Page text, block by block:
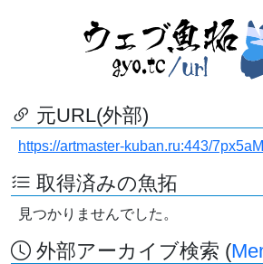
元URL(外部)
https://artmaster-kuban.ru:443/
取得済みの魚拓
見つかりませんでした。
外部アーカイブ検索 (